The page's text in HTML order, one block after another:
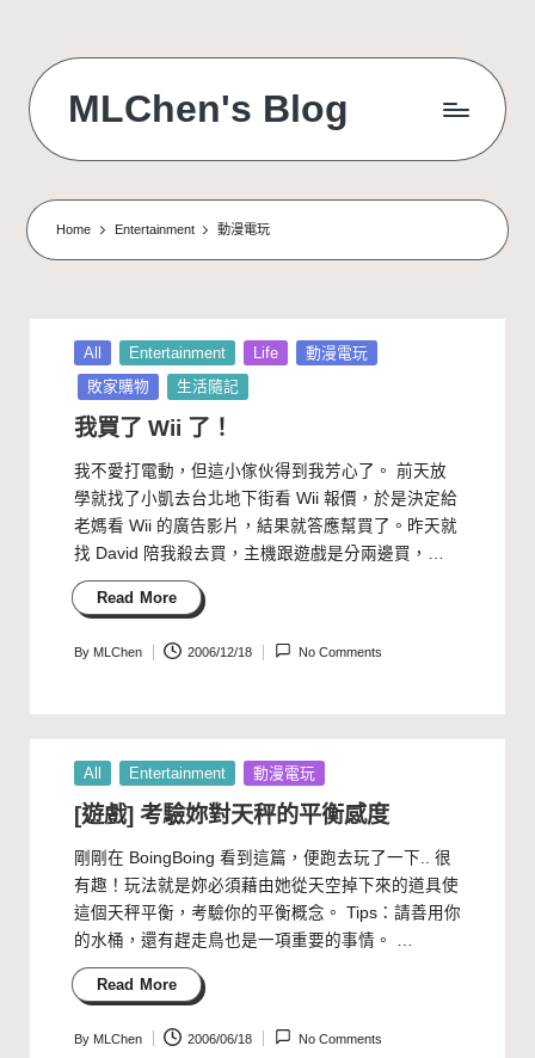
content
MLChen's Blog
Home Entertainment 動漫電玩
Posted
in
All Entertainment Life
動漫電玩
敗家購物
生活隨記
我買了 Wii 了！
我不愛打電動，但這小傢伙得到我芳心了。 前天放
學就找了小凱去台北地下街看 Wii 報價，於是決定給
老媽看 Wii 的廣告影片，結果就答應幫買了。昨天就
找 David 陪我殺去買，主機跟遊戲是分兩邊買，…
Read More
Posted
By MLChen 2006/12/18 No Comments
Posted
in
All Entertainment 動漫電玩
[遊戲] 考驗妳對天秤的平衡感度
剛剛在 BoingBoing 看到這篇，便跑去玩了一下.. 很
有趣！玩法就是妳必須藉由她從天空掉下來的道具使
這個天秤平衡，考驗你的平衡概念。 Tips：請善用你
的水桶，還有趕走鳥也是一項重要的事情。 …
Read More
Posted
By MLChen 2006/06/18 No Comments